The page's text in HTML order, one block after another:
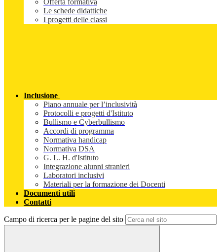
Offerta formativa
Le schede didattiche
I progetti delle classi
Inclusione
Piano annuale per l’inclusività
Protocolli e progetti d'Istituto
Bullismo e Cyberbullismo
Accordi di programma
Normativa handicap
Normativa DSA
G. L. H. d'Istituto
Integrazione alunni stranieri
Laboratori inclusivi
Materiali per la formazione dei Docenti
Documenti utili
Contatti
Campo di ricerca per le pagine del sito